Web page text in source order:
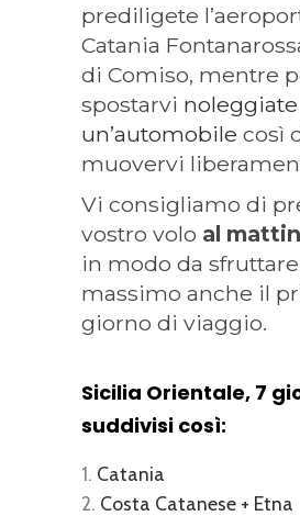
prediligete
Catania
di Comiso, mentre
spostarvi noleggiate
un’automobile così
muovervi
Vi consigliamo di
vostro volo al
in modo da sfruttare
massimo anche il
giorno di viaggio.
Sicilia Orientale, 7
suddivisi così:
Catania
Costa Catanese + Etna